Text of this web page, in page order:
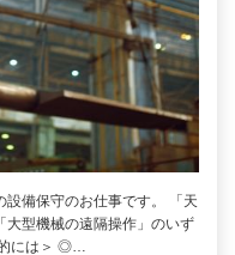
設備保守のお仕事です。 「天
大型機械の遠隔操作」のいず
的には＞ ◎…